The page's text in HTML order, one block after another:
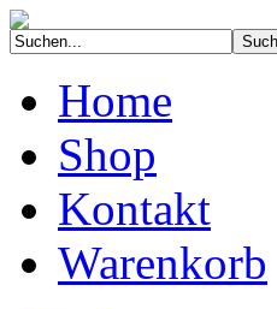
Home
Shop
Kontakt
Warenkorb